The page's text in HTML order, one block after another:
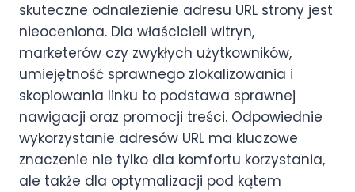
skuteczne odnalezienie adresu URL strony jest
nieoceniona. Dla właścicieli witryn,
marketerów czy zwykłych użytkowników,
umiejętność sprawnego zlokalizowania i
skopiowania linku to podstawa sprawnej
nawigacji oraz promocji treści. Odpowiednie
wykorzystanie adresów URL ma kluczowe
znaczenie nie tylko dla komfortu korzystania,
ale także dla optymalizacji pod kątem